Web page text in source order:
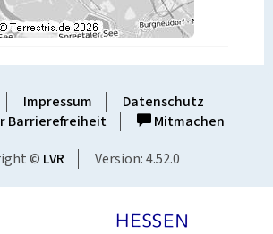
Impressum
Datenschutz
Barrierefreiheit
Mitmachen
© LVR Version: 4.52.0